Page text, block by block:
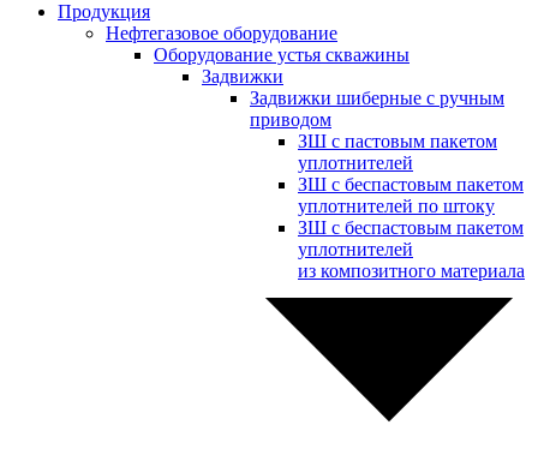
Продукция
Нефтегазовое оборудование
Оборудование устья скважины
Задвижки
Задвижки шиберные с ручным
приводом
ЗШ с пастовым пакетом
уплотнителей
ЗШ с беспастовым пакетом
уплотнителей по штоку
ЗШ с беспастовым пакетом
уплотнителей
из композитного материала